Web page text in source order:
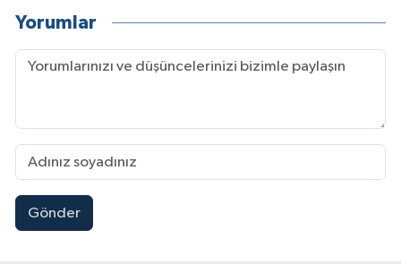
Yorumlar
Gönder